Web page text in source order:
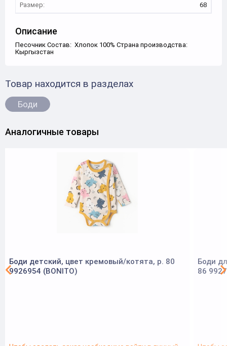
Размер:
68
Описание
Песочник Состав: Хлопок 100% Страна производства:
Кыргызстан
Товар находится в разделах
Боди
Аналогичные товары
Боди детский, цвет кремовый/котята, р. 80
9926954 (BONITO)
Боди
86